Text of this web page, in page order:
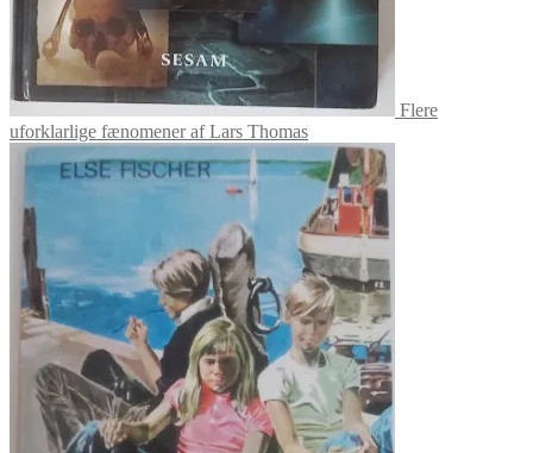
Flere
uforklarlige fænomener af Lars Thomas